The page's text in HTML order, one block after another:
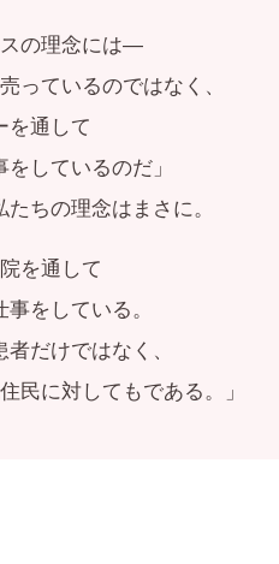
の理念には―
っているのではなく、
を通して
しているのだ」
ちの理念はまさに。
を通して
をしている。
だけではなく、
民に対してもである。」